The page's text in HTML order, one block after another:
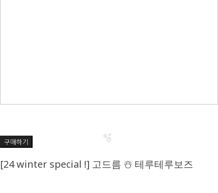
구매하기
[24 winter special !] 고드름 ☃️ 테루테루보즈
🫧